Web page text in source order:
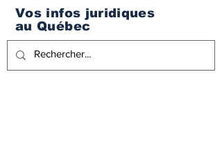
Vos infos juridiques
au Québec